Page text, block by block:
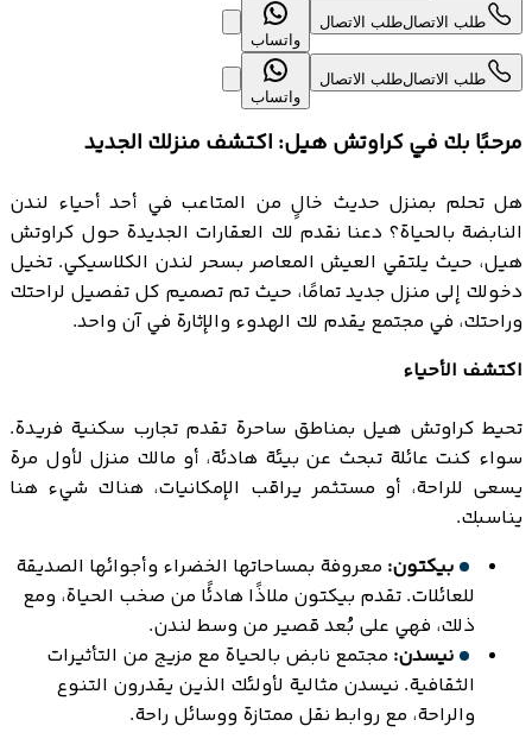
طلب الاتصالطلب الاتصال
واتساب
طلب الاتصالطلب الاتصال
واتساب
مرحبًا بك في كراوتش هيل: اكتشف منزلك الجديد
هل تحلم بمنزل حديث خالٍ من المتاعب في أحد أحياء لندن
النابضة بالحياة؟ دعنا نقدم لك العقارات الجديدة حول كراوتش
هيل، حيث يلتقي العيش المعاصر بسحر لندن الكلاسيكي. تخيل
دخولك إلى منزل جديد تمامًا، حيث تم تصميم كل تفصيل لراحتك
وراحتك، في مجتمع يقدم لك الهدوء والإثارة في آن واحد.
اكتشف الأحياء
تحيط كراوتش هيل بمناطق ساحرة تقدم تجارب سكنية فريدة.
سواء كنت عائلة تبحث عن بيئة هادئة، أو مالك منزل لأول مرة
يسعى للراحة، أو مستثمر يراقب الإمكانيات، هناك شيء هنا
يناسبك.
بيكتون: معروفة بمساحاتها الخضراء وأجوائها الصديقة
للعائلات. تقدم بيكتون ملاذًا هادئًا من صخب الحياة، ومع
ذلك، فهي على بُعد قصير من وسط لندن.
نيسدن: مجتمع نابض بالحياة مع مزيج من التأثيرات
الثقافية. نيسدن مثالية لأولئك الذين يقدرون التنوع
والراحة، مع روابط نقل ممتازة ووسائل راحة.